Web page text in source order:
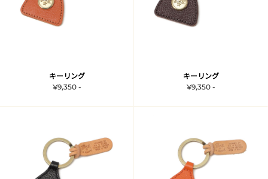
キーリング
¥9,350 -
キーリング
¥9,350 -